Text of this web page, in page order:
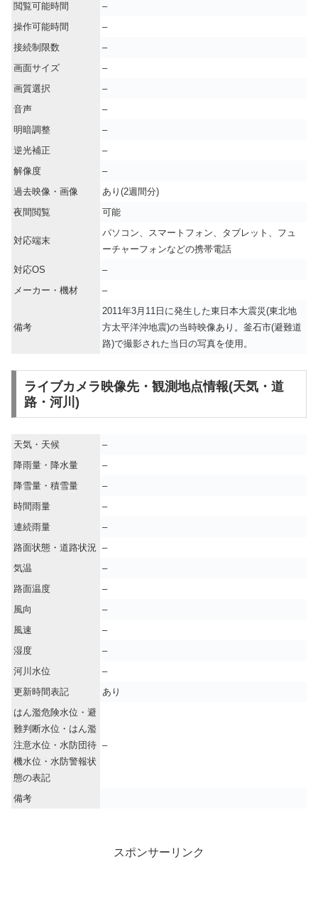
閲覧可能時間
–
操作可能時間
–
接続制限数
–
画面サイズ
–
画質選択
–
音声
–
明暗調整
–
逆光補正
–
解像度
–
過去映像・画像
あり(2週間分)
夜間閲覧
可能
対応端末
パソコン、スマートフォン、タブレット、フュ
ーチャーフォンなどの携帯電話
対応OS
–
メーカー・機材
–
備考
2011年3月11日に発生した東日本大震災(東北地
方太平洋沖地震)の当時映像あり。釜石市(避難道
路)で撮影された当日の写真を使用。
ライブカメラ映像先・観測地点情報(天気・道
路・河川)
天気・天候
–
降雨量・降水量
–
降雪量・積雪量
–
時間雨量
–
連続雨量
–
路面状態・道路状況 –
気温
–
路面温度
–
風向
–
風速
–
湿度
–
河川水位
–
更新時間表記
あり
はん濫危険水位・避
難判断水位・はん濫
注意水位・水防団待
機水位・水防警報状
態の表記
–
備考
スポンサーリンク